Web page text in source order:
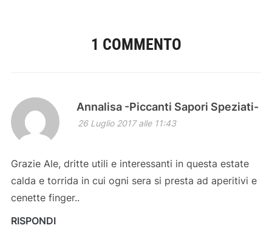
1 COMMENTO
Annalisa -Piccanti Sapori Speziati-
26 Luglio 2017 alle 11:43
Grazie Ale, dritte utili e interessanti in questa estate
calda e torrida in cui ogni sera si presta ad aperitivi e
cenette finger..
RISPONDI